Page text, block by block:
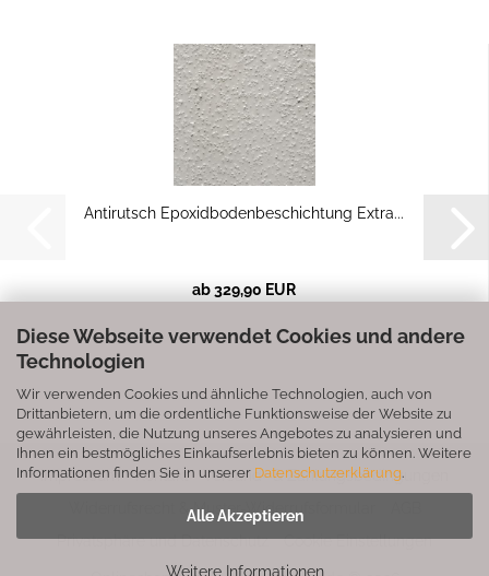
Diese Webseite verwendet Cookies und andere
Technologien
Wir verwenden Cookies und ähnliche Technologien, auch von
Drittanbietern, um die ordentliche Funktionsweise der Website zu
gewährleisten, die Nutzung unseres Angebotes zu analysieren und
Ihnen ein bestmögliches Einkaufserlebnis bieten zu können. Weitere
Informationen finden Sie in unserer Datenschutzerklärung.
Alle Akzeptieren
Weitere Informationen
Antirutsch Epoxidbodenbeschichtung Extra...
ab 329,90 EUR
Impressum Kontakt
Versand- & Zahlungsbedingungen
Widerrufsrecht & Muster-Widerrufsformular
Privatsphäre und Datenschutz
Cookie Einstellungen